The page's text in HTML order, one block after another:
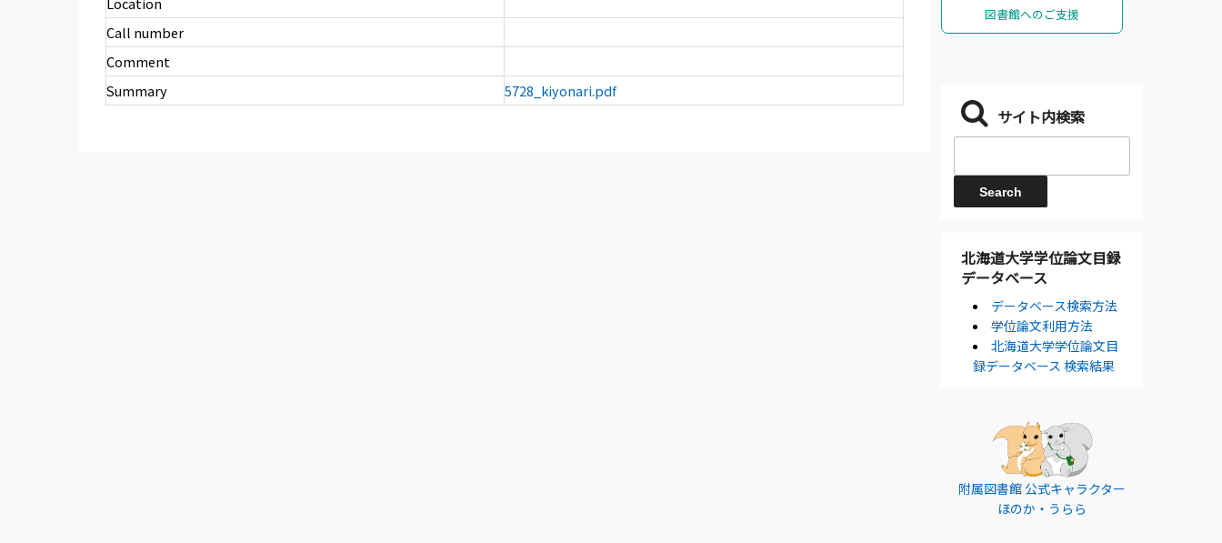
Call number
Comment
Summary
5728_kiyonari.pdf
図書館へのご支援
サイト内検索
北海道大学学位論文目録
データベース
データベース検索方法
学位論文利用方法
北海道大学学位論文目
録データベース 検索結果
附属図書館 公式キャラクター
ほのか・うらら